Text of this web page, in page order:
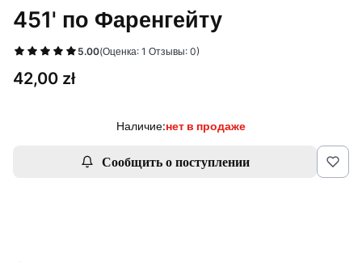
451' по Фаренгейту
5.00(Оценка: 1 Отзывы: 0)
Цена
42,00 zł
Наличие:нет в продаже
Сообщить о поступлении